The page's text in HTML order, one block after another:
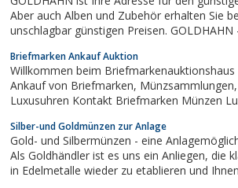
Aber auch Alben und Zubehör erhalten Sie
unschlagbar günstigen Preisen. GOLDHAHN
Versandhaus-Lagerbestand in Deutschland.
Grundstück mit über 2.500 m2...
Briefmarken Ankauf Auktion
Willkommen beim Briefmarkenauktionshaus
Ankauf von Briefmarken, Münzsammlungen, Gold, Schmuck und
Luxusuhren Kontakt Briefmarken Münzen
Luxusuhren verkaufen?Sie haben eine
wollen diese jetztschätzen oder...
Silber-und Goldmünzen zur Anlage
Gold- und Silbermünzen - eine
Als Goldhändler ist es uns ein Anliegen, die klassische Wertanlage
in Edelmetalle wieder zu etablieren und